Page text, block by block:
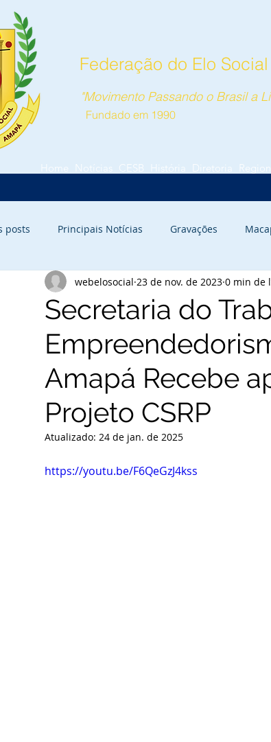
"Movimento Passando o Brasil a
Fundado em 1990
Home Notícias CESB História Diretoria
Federação do Elo
posts Principais Notícias Gravações
Secretaria do
Amapá Recebe
Projeto CSRP
webelosocial 23 de nov. de 2023 0 min de
Atualizado: 24 de jan. de 2025
https://youtu.be/F6QeGzJ4kss